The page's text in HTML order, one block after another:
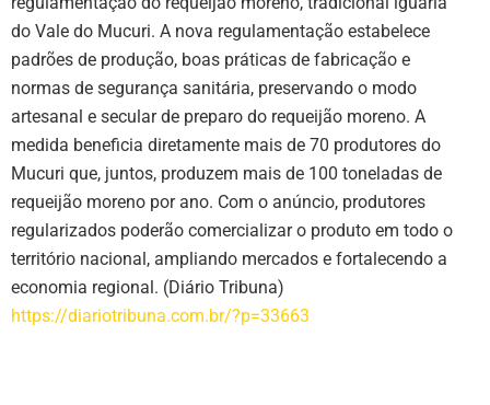
do Vale do Mucuri. A nova regulamentação estabelece
padrões de produção, boas práticas de fabricação e
normas de segurança sanitária, preservando o modo
artesanal e secular de preparo do requeijão moreno. A
medida beneficia diretamente mais de 70 produtores do
Mucuri que, juntos, produzem mais de 100 toneladas de
requeijão moreno por ano. Com o anúncio, produtores
regularizados poderão comercializar o produto em todo o
território nacional, ampliando mercados e fortalecendo a
economia regional. (Diário Tribuna)
https://diariotribuna.com.br/?p=33663